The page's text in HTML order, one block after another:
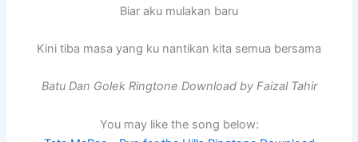
Biar aku mulakan baru
Kini tiba masa yang ku nantikan kita semua bersama
Batu Dan Golek Ringtone Download by Faizal Tahir
You may like the song below: